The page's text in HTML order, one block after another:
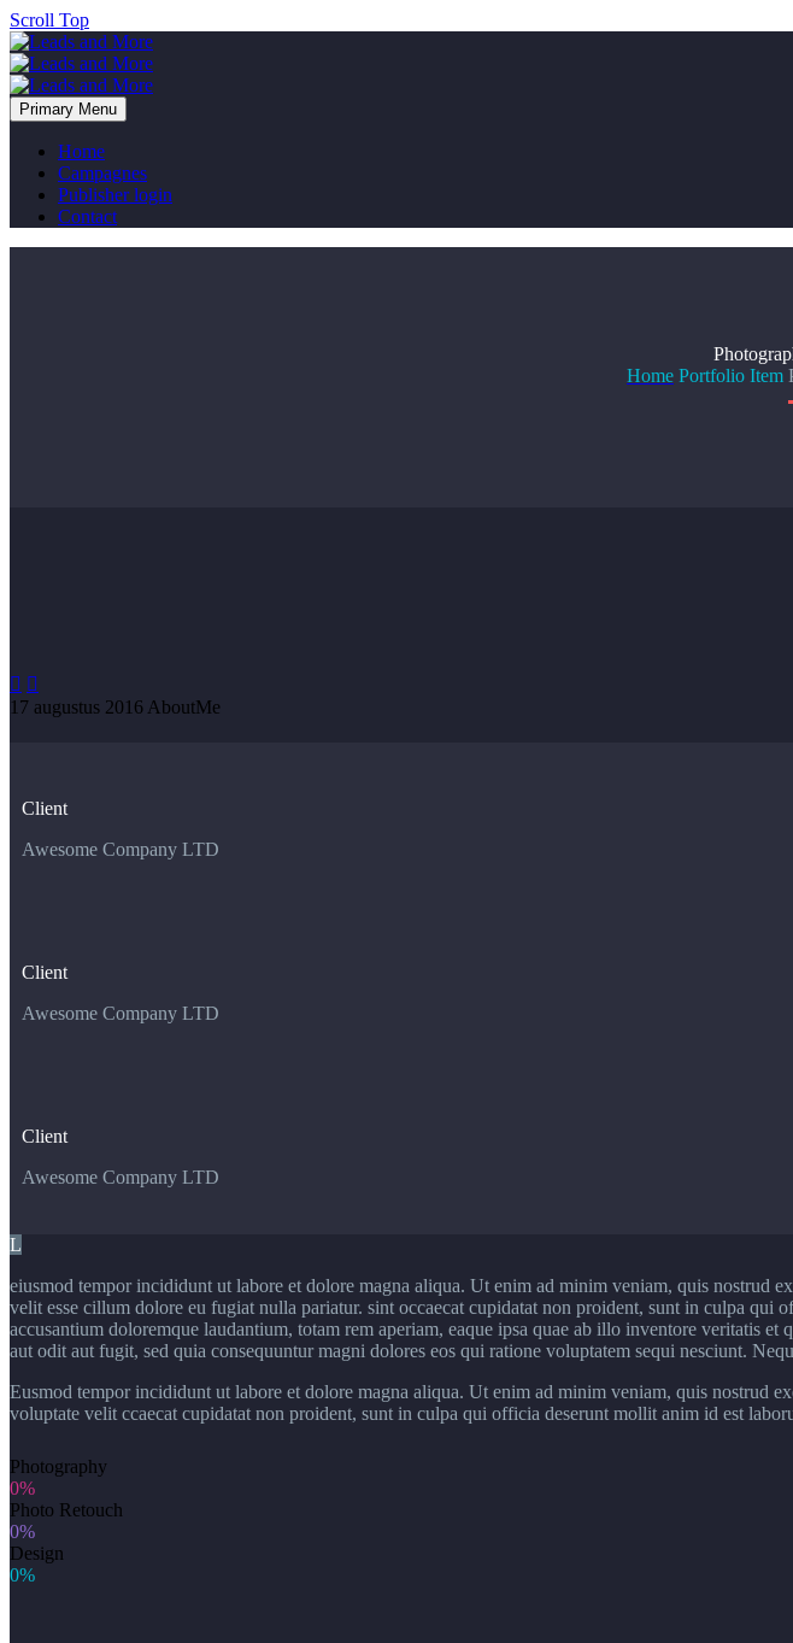
Scroll Top
Primary Menu
Home
Campagnes
Publisher login
Contact
Home Portfolio Item
 
17 augustus 2016 AboutMe
Client
Awesome Company LTD
Client
Awesome Company LTD
Client
Awesome Company LTD
L
eiusmod tempor incididunt ut labore et dolore magna aliqua. Ut enim ad minim veniam, quis
velit esse cillum dolore eu fugiat nulla pariatur. sint occaecat cupidatat non proident, sunt in culpa
accusantium doloremque laudantium, totam rem aperiam, eaque ipsa quae ab illo inventore veritatis
aut odit aut fugit, sed quia consequuntur magni dolores eos qui ratione voluptatem sequi nesciunt.
Eusmod tempor incididunt ut labore et dolore magna aliqua. Ut enim ad minim veniam, quis nostrud
voluptate velit ccaecat cupidatat non proident, sunt in culpa qui officia deserunt mollit anim id est
Photography
0%
Photo Retouch
0%
Design
0%